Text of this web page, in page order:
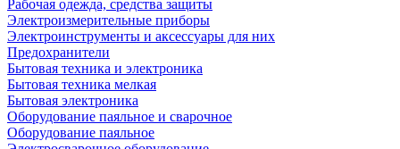
Рабочая одежда, средства защиты
Электроизмерительные приборы
Электроинструменты и аксессуары для них
Предохранители
Бытовая техника и электроника
Бытовая техника мелкая
Бытовая электроника
Оборудование паяльное и сварочное
Оборудование паяльное